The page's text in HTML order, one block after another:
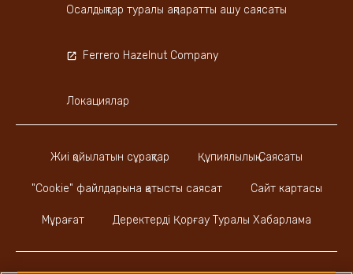
Жиі қойылатын сұрақтар Құпиялылық Саясаты
"Cookie" файлдарына қатысты саясат Сайт картасы
Мұрағат Деректерді Қорғау Туралы Хабарлама
Осалдықтар туралы ақпаратты ашу саясаты
Ferrero Hazelnut Company
Локациялар